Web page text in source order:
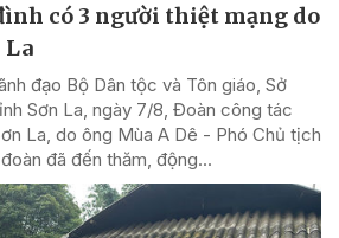
có 3 người thiệt mạng do
La
đạo Bộ Dân tộc và Tôn giáo, Sở
Sơn La, ngày 7/8, Đoàn công tác
La, do ông Mùa A Dê - Phó Chủ tịch
đã đến thăm, động...